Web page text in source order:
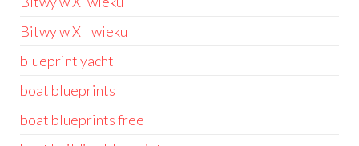
Bitwy w XII wieku
blueprint yacht
boat blueprints
boat blueprints free